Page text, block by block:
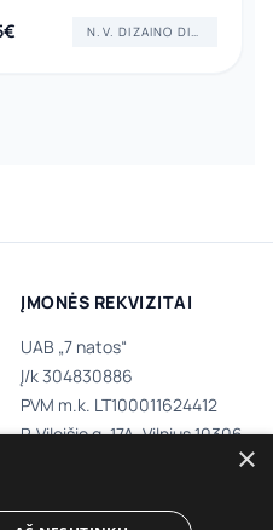
€Current
ĮMONĖS REKVIZITAI
UAB „7 natos“
Į/k 304830886
PVM m.k. LT100011624412
P. Vileišio g. 17A, Vilnius 10306,
×